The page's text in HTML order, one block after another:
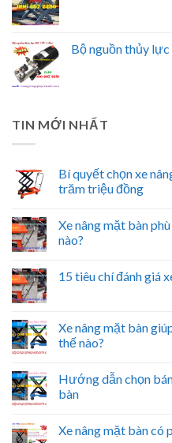
Bộ nguồn thủy
TIN MỚI NHẤT
Bí quyết chọn xe
trăm triệu đồng
Xe nâng mặt bàn
nào?
15 tiêu chí đánh giá
Xe nâng mặt bàn
thế nào?
Hướng dẫn chọn
bàn
Xe nâng mặt bàn có